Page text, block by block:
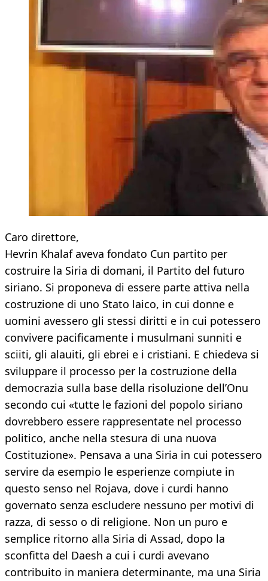
Caro direttore,
Hevrin Khalaf aveva fondato Cun partito per
costruire la Siria di domani, il Partito del futuro
siriano. Si proponeva di essere parte attiva nella
costruzione di uno Stato laico, in cui donne e
uomini avessero gli stessi diritti e in cui potessero
convivere pacificamente i musulmani sunniti e
sciiti, gli alauiti, gli ebrei e i cristiani. E chiedeva si
sviluppare il processo per la costruzione della
democrazia sulla base della risoluzione dell’Onu
secondo cui «tutte le fazioni del popolo siriano
dovrebbero essere rappresentate nel processo
politico, anche nella stesura di una nuova
Costituzione». Pensava a una Siria in cui potessero
servire da esempio le esperienze compiute in
questo senso nel Rojava, dove i curdi hanno
governato senza escludere nessuno per motivi di
razza, di sesso o di religione. Non un puro e
semplice ritorno alla Siria di Assad, dopo la
sconfitta del Daesh a cui i curdi avevano
contribuito in maniera determinante, ma una Siria